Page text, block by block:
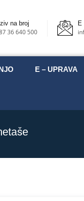
na broj
36 640 500
E
E – UPRAVA